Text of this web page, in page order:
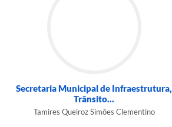
Secretaria Municipal de Infraestrutura,
Trânsito...
Tamires Queiroz Simões Clementino